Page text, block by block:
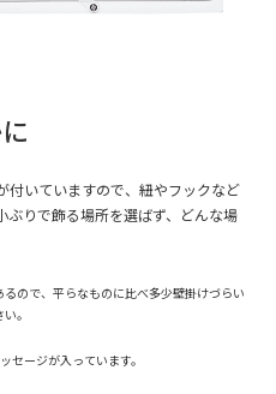
付いていますので、紐やフックなど
ぶりで飾る場所を選ばず、どんな場
ので、平らなものに比べ多少壁掛けづらい
。
ージが入っています。